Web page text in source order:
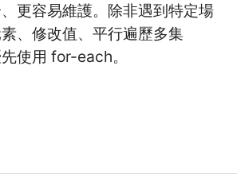
更容易維護。除非遇到特定場
、修改值、平行遍歷多集
使用 for-each。